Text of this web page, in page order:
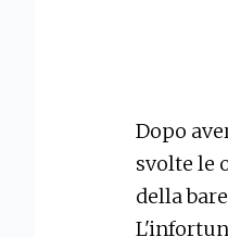
Dopo
svolte le
della